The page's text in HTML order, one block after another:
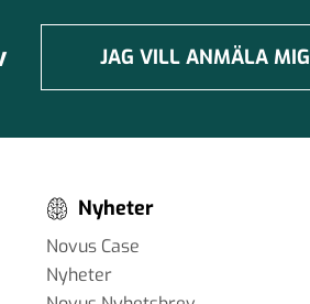
JAG VILL ANMÄLA MIG
Nyheter
Novus Case
Nyheter